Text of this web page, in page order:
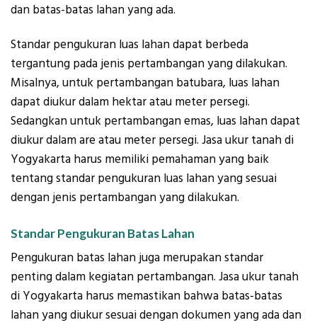
dan batas-batas lahan yang ada.
Standar pengukuran luas lahan dapat berbeda
tergantung pada jenis pertambangan yang dilakukan.
Misalnya, untuk pertambangan batubara, luas lahan
dapat diukur dalam hektar atau meter persegi.
Sedangkan untuk pertambangan emas, luas lahan dapat
diukur dalam are atau meter persegi. Jasa ukur tanah di
Yogyakarta harus memiliki pemahaman yang baik
tentang standar pengukuran luas lahan yang sesuai
dengan jenis pertambangan yang dilakukan.
Standar Pengukuran Batas Lahan
Pengukuran batas lahan juga merupakan standar
penting dalam kegiatan pertambangan. Jasa ukur tanah
di Yogyakarta harus memastikan bahwa batas-batas
lahan yang diukur sesuai dengan dokumen yang ada dan